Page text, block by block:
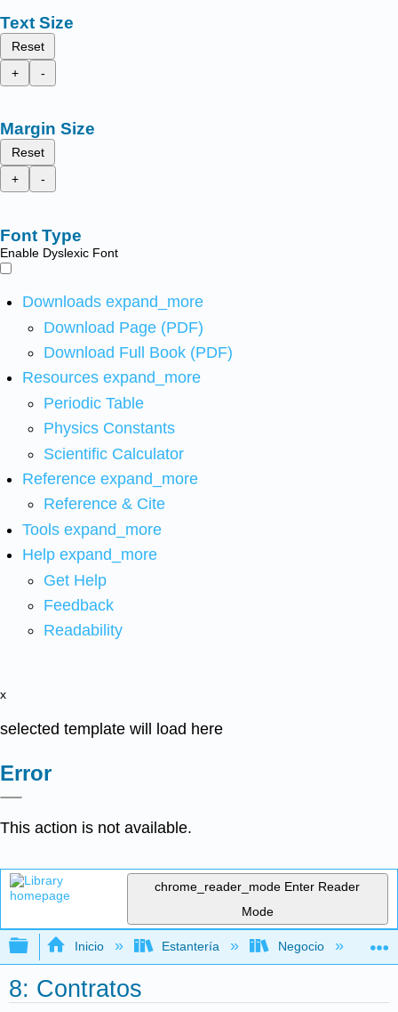
Text Size
Reset
+
-
Margin Size
Reset
+
-
Font Type
Enable Dyslexic Font
Downloads expand_more
Download Page (PDF)
Download Full Book (PDF)
Resources expand_more
Periodic Table
Physics Constants
Scientific Calculator
Reference expand_more
Reference & Cite
Tools expand_more
Help expand_more
Get Help
Feedback
Readability
x
selected template will load here
Error
This action is not available.
chrome_reader_mode Enter Reader
Mode
Expandir/contraer jerarquía global
Inicio Estantería Negocio
8: Contratos